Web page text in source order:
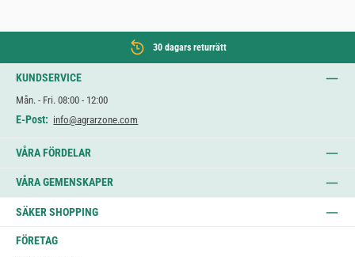
30 dagars returrätt
KUNDSERVICE
Mån. - Fri. 08:00 - 12:00
E-Post: info@agrarzone.com
VÅRA FÖRDELAR
VÅRA GEMENSKAPER
SÄKER SHOPPING
FÖRETAG